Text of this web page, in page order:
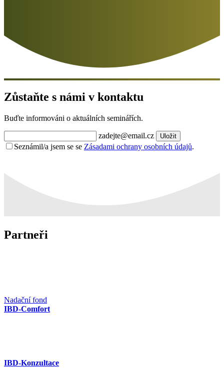
Zůstaňte s námi v kontaktu
Buďte informováni o aktuálních seminářích.
zadejte@email.cz Uložit
Seznámil/a jsem se se Zásadami ochrany osobních údajů.
Partneři
Nadační fond
IBD-Comfort
IBD-Konzultace